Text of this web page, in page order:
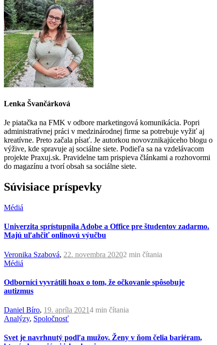
Lenka Švančárková
Je piatačka na FMK v odbore marketingová komunikácia. Popri
administratívnej práci v medzinárodnej firme sa potrebuje vyžiť aj
kreatívne. Preto začala písať. Je autorkou novovznikajúceho blogu o
výžive, kde spravuje aj sociálne siete. Podieľa sa na vzdelávacom
projekte Praxuj.sk. Pravidelne tam prispieva článkami a rozhovormi
do magazínu a tvorí obsah sa sociálne siete.
Súvisiace príspevky
Médiá
Univerzita sprístupnila Adobe a Office pre študentov zadarmo.
Majú uľahčiť onlinovú výučbu
Veronika Szabová, 22. novembra 20202 min čítania
Médiá
Odborníci vyvrátili hoax o tom, že očkovanie spôsobuje
autizmus
Daniel Bíro, 19. apríla 20214 min čítania
Analýzy, Spoločnosť
Svet je navrhnutý podľa mužov. Ženy v ňom čelia bariéram,